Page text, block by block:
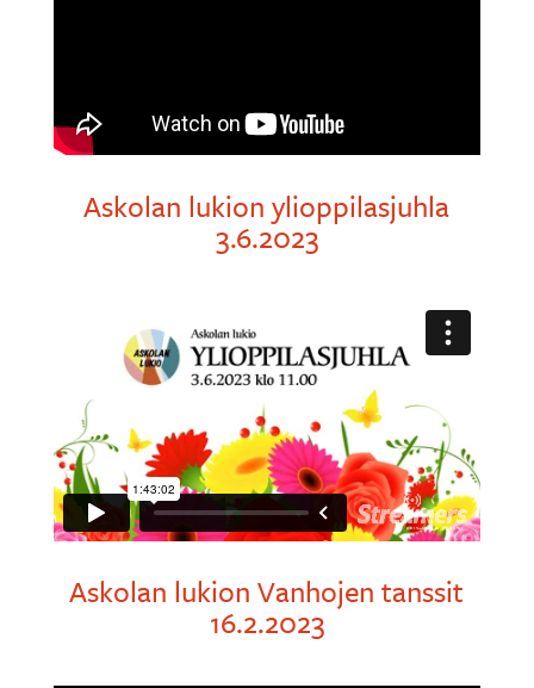
Askolan lukion ylioppilasjuhla
3.6.2023
Askolan lukion Vanhojen tanssit
16.2.2023